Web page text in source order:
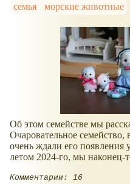
семья
морские животные
Об этом семействе мы
Очаровательное
очень ждали его появления
летом 2024-го, мы наконец-
Комментарии: 16